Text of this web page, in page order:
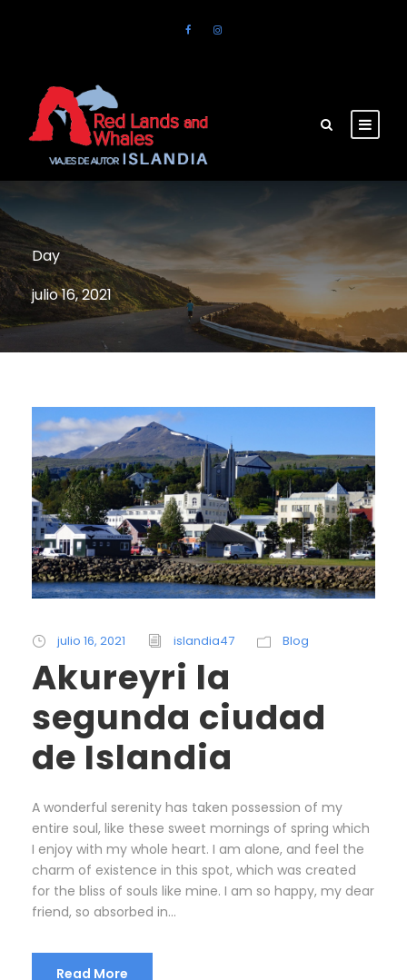
Day
julio 16, 2021
julio 16, 2021 islandia47 Blog
Akureyri la
segunda ciudad
de Islandia
A wonderful serenity has taken possession of my
entire soul, like these sweet mornings of spring which
I enjoy with my whole heart. I am alone, and feel the
charm of existence in this spot, which was created
for the bliss of souls like mine. I am so happy, my dear
friend, so absorbed in...
Read More